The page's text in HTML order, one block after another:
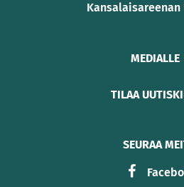
MEDIALLE
TILAA
SEURAA